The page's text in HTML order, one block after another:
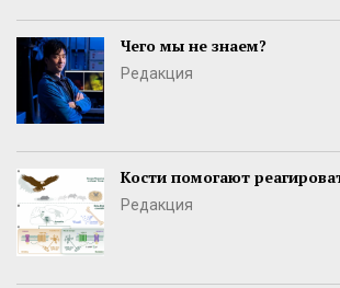
Чего мы не знаем?
Редакция
Кости помогают
Редакция